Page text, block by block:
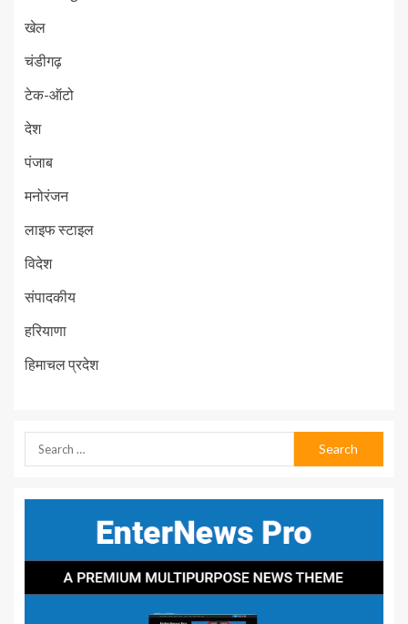
खेल
चंडीगढ़
टेक-ऑटो
देश
पंजाब
मनोरंजन
लाइफ स्टाइल
विदेश
संपादकीय
हरियाणा
हिमाचल प्रदेश